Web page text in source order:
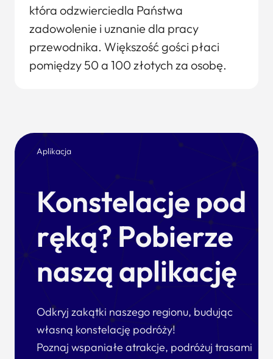
która odzwierciedla Państwa
zadowolenie i uznanie dla pracy
przewodnika. Większość gości płaci
pomiędzy 50 a 100 złotych za osobę.
Aplikacja
Konstelacje pod
ręką? Pobierze
naszą aplikację
Odkryj zakątki naszego regionu, budując
własną konstelację podróży!
Poznaj wspaniałe atrakcje, podróżuj trasami